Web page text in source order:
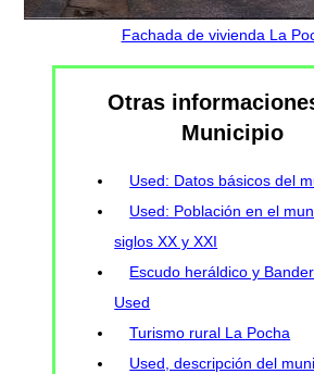
Fachada de vivienda La
Otras
Municipio
Used: Datos básicos del
Used: Población en el
siglos XX y XXI
Escudo heráldico y
Used
Turismo rural La Pocha
Used, descripción del